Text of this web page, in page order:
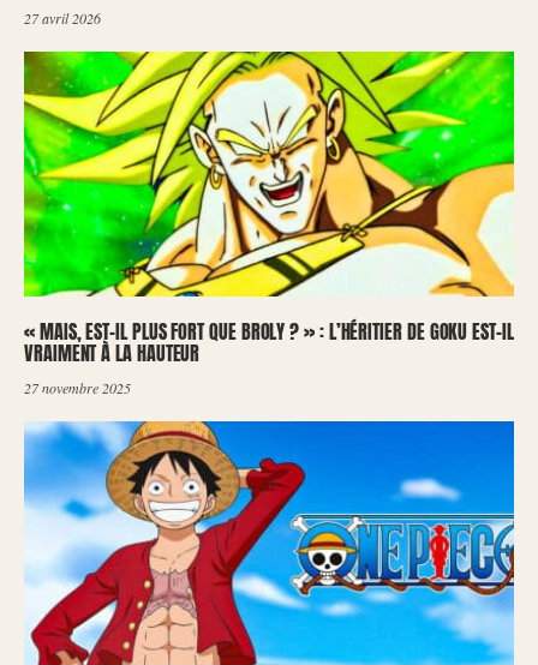
27 avril 2026
« MAIS, EST-IL PLUS FORT QUE BROLY ? » : L’HÉRITIER DE GOKU EST-IL
VRAIMENT À LA HAUTEUR
27 novembre 2025